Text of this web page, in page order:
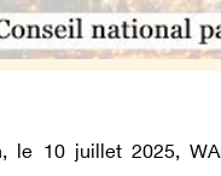
le 10 juillet 2025,